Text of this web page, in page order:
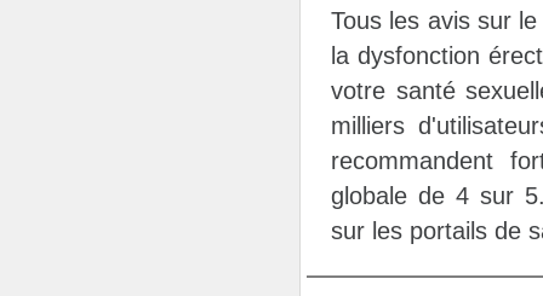
Tous les avis sur
la dysfonction
votre santé
milliers
recommandent
globale de 4 sur
sur les portails de